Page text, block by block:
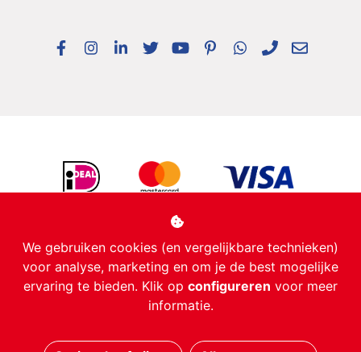
We gebruiken cookies (en vergelijkbare technieken)
voor analyse, marketing en om je de best mogelijke
ervaring te bieden. Klik op configureren voor meer
informatie.
Managed hosting